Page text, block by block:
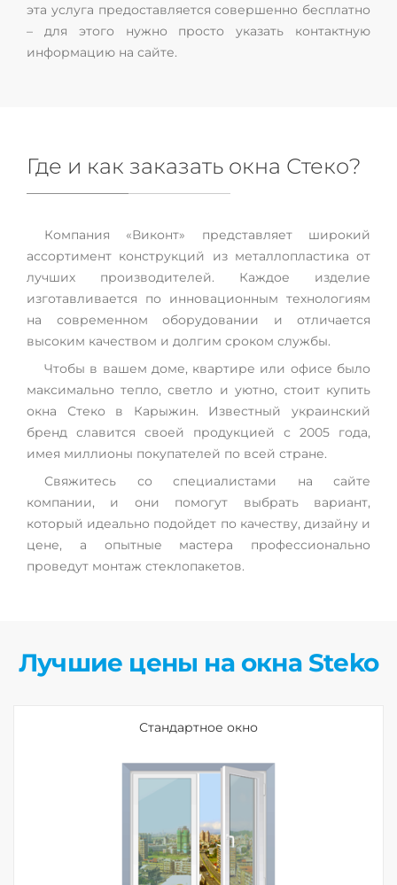
эта услуга предоставляется совершенно бесплатно
– для этого нужно просто указать контактную
информацию на сайте.
Где и как заказать окна Стеко?
Компания «Виконт» представляет широкий
ассортимент конструкций из металлопластика от
лучших производителей. Каждое изделие
изготавливается по инновационным технологиям
на современном оборудовании и отличается
высоким качеством и долгим сроком службы.
Чтобы в вашем доме, квартире или офисе было
максимально тепло, светло и уютно, стоит купить
окна Стеко в Карыжин. Известный украинский
бренд славится своей продукцией с 2005 года,
имея миллионы покупателей по всей стране.
Свяжитесь со специалистами на сайте
компании, и они помогут выбрать вариант,
который идеально подойдет по качеству, дизайну и
цене, а опытные мастера профессионально
проведут монтаж стеклопакетов.
Лучшие цены на окна Steko
Стандартное окно